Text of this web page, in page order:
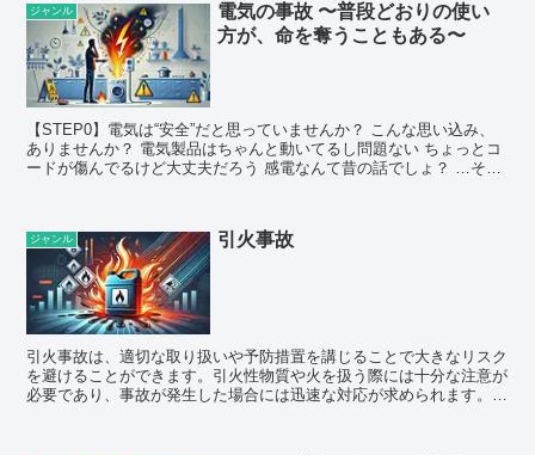
ジャンル
電気の事故 〜普段どおりの使い
方が、命を奪うこともある〜
【STEP0】電気は“安全”だと思っていませんか？ こんな思い込み、
ありませんか？ 電気製品はちゃんと動いてるし問題ない ちょっとコ
ードが傷んでるけど大丈夫だろう 感電なんて昔の話でしょ？ …そ
ジャンル 引火事故
引火事故は、適切な取り扱いや予防措置を講じることで大きなリスク
を避けることができます。引火性物質や火を扱う際には十分な注意が
必要であり、事故が発生した場合には迅速な対応が求められます。安